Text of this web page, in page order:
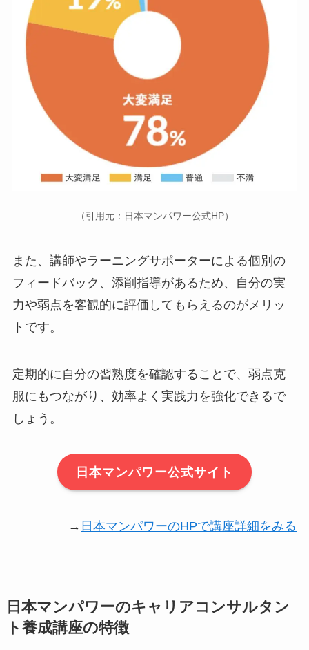
（引用元：日本マンパワー公式HP）
また、講師やラーニングサポーターによる個別の
フィードバック、添削指導があるため、自分の実
力や弱点を客観的に評価してもらえるのがメリッ
トです。
定期的に自分の習熟度を確認することで、弱点克
服にもつながり、効率よく実践力を強化できるで
しょう。
日本マンパワー公式サイト
→ 日本マンパワーのHPで講座詳細をみる
日本マンパワーのキャリアコンサルタン
ト養成講座の特徴